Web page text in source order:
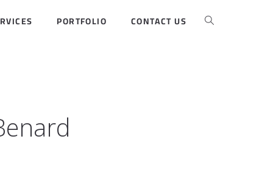
PORTFOLIO CONTACT US